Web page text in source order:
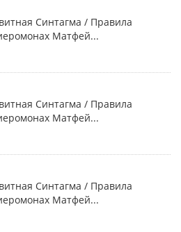
Синтагма / Правила
Матфей...
Синтагма / Правила
Матфей...
Синтагма / Правила
Матфей...